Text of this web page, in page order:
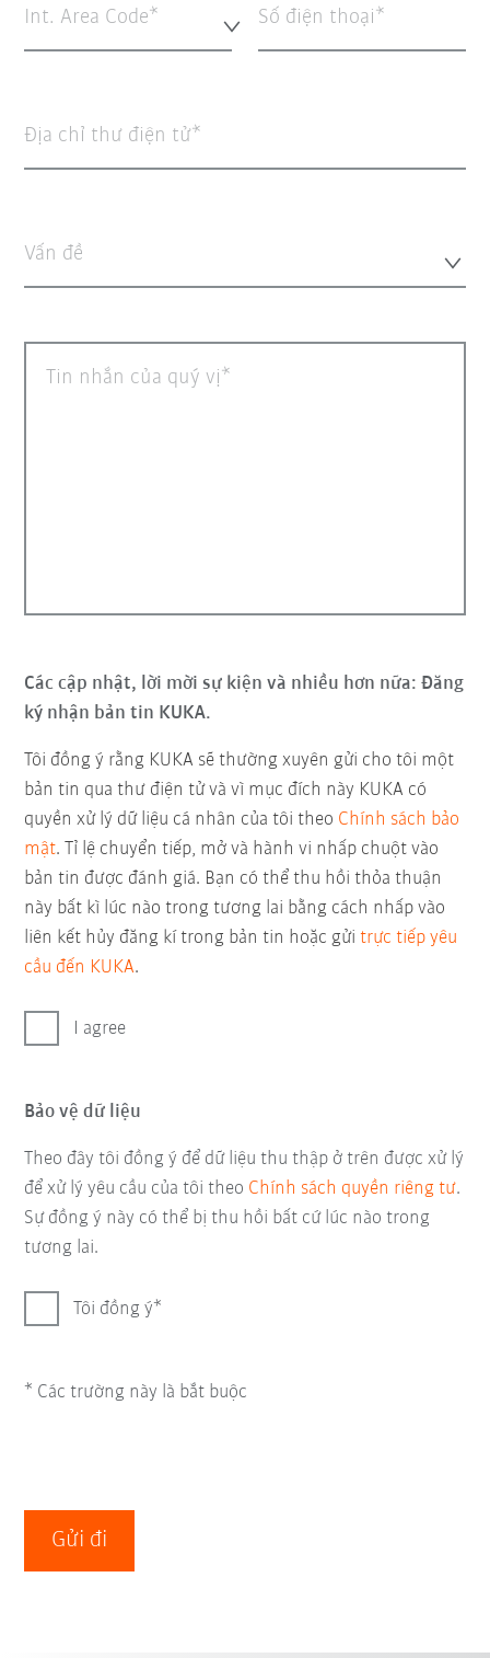
Int. Area Code* Số điện thoại
Địa chỉ thư điện tử
Vấn đề
Tin nhắn của quý vị
Các cập nhật, lời mời sự kiện và nhiều hơn nữa: Đăng
ký nhận bản tin KUKA.
Tôi đồng ý rằng KUKA sẽ thường xuyên gửi cho tôi một
bản tin qua thư điện tử và vì mục đích này KUKA có
quyền xử lý dữ liệu cá nhân của tôi theo Chính sách bảo
mật. Tỉ lệ chuyển tiếp, mở và hành vi nhấp chuột vào
bản tin được đánh giá. Bạn có thể thu hồi thỏa thuận
này bất kì lúc nào trong tương lai bằng cách nhấp vào
liên kết hủy đăng kí trong bản tin hoặc gửitrực tiếp yêu
cầu đến KUKA.
I agree
Bảo vệ dữ liệu
Theo đây tôi đồng ý để dữ liệu thu thập ở trên được xử lý
để xử lý yêu cầu của tôi theo Chính sách quyền riêng tư.
Sự đồng ý này có thể bị thu hồi bất cứ lúc nào trong
tương lai.
Tôi đồng ý
* Các trường này là bắt buộc
Gửi đi